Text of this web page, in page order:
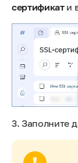
сертификати
3. Заполните